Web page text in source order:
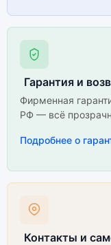
Гарантия и
Фирменная
РФ — всё
Подробнее о
Контакты и